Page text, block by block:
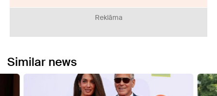
Reklāma
Similar news